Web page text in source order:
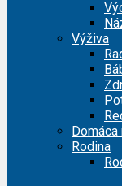
Výživa
Rodina